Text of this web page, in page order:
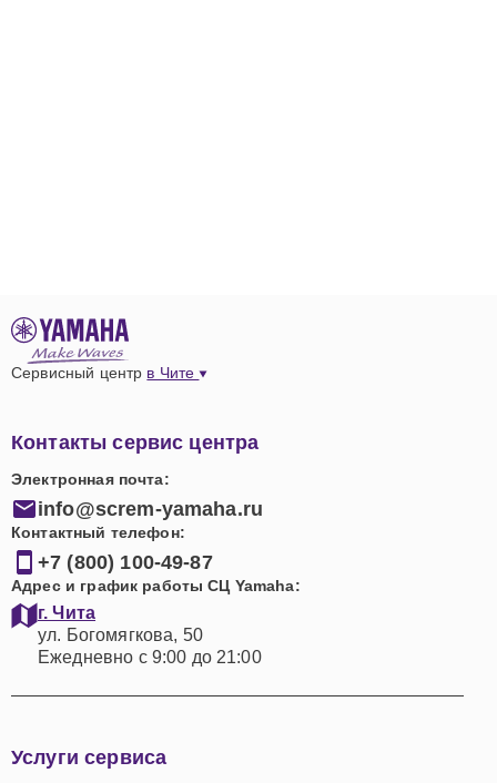
Сервисный центр в Чите
Контакты сервис центра
Электронная почта:
info@screm-yamaha.ru
Контактный телефон:
+7 (800) 100-49-87
Адрес и график работы СЦ Yamaha:
г. Чита
ул. Богомягкова, 50
Ежедневно с 9:00 до 21:00
Услуги сервиса